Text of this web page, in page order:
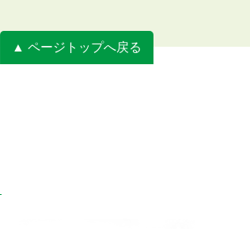
▲ ページトップへ戻る